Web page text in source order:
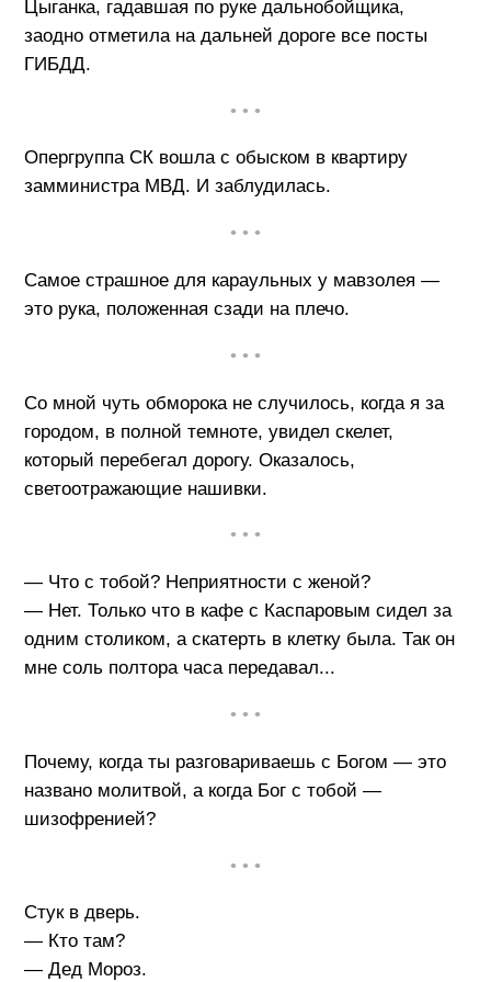
Цыганка, гадавшая по руке дальнобойщика,
заодно отметила на дальней дороге все посты
ГИБДД.
• • •
Опергруппа СК вошла с обыском в квартиру
замминистра МВД. И заблудилась.
• • •
Самое страшное для караульных у мавзолея —
это рука, положенная сзади на плечо.
• • •
Со мной чуть обморока не случилось, когда я за
городом, в полной темноте, увидел скелет,
который перебегал дорогу. Оказалось,
светоотражающие нашивки.
• • •
— Что с тобой? Неприятности с женой?
— Нет. Только что в кафе с Каспаровым сидел за
одним столиком, а скатерть в клетку была. Так он
мне соль полтора часа передавал...
• • •
Почему, когда ты разговариваешь с Богом — это
названо молитвой, а когда Бог с тобой —
шизофренией?
• • •
Стук в дверь.
— Кто там?
— Дед Мороз.